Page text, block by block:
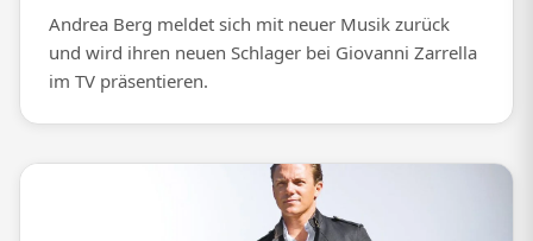
Andrea Berg meldet sich mit neuer Musik zurück
und wird ihren neuen Schlager bei Giovanni Zarrella
im TV präsentieren.